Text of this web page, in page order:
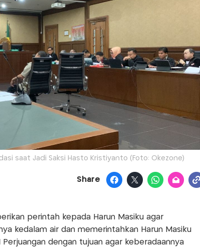
saat Jadi Saksi Hasto Kristiyanto (Foto: Okezone)
Share
perintah kepada Harun Masiku agar
kedalam air dan memerintahkan Harun Masiku
dengan tujuan agar keberadaannya